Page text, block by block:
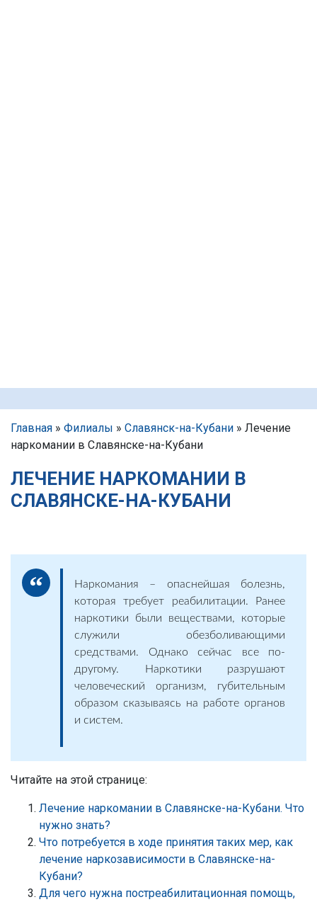
Главная » Филиалы » Славянск-на-Кубани » Лечение
наркомании в Славянске-на-Кубани
ЛЕЧЕНИЕ НАРКОМАНИИ В
СЛАВЯНСКЕ-НА-КУБАНИ
Наркомания – опаснейшая болезнь,
которая требует реабилитации. Ранее
наркотики были веществами, которые
служили обезболивающими
средствами. Однако сейчас все по-
другому. Наркотики разрушают
человеческий организм, губительным
образом сказываясь на работе органов
и систем.
Читайте на этой странице:
Лечение наркомании в Славянске-на-Кубани. Что
нужно знать?
Что потребуется в ходе принятия таких мер, как
лечение наркозависимости в Славянске-на-
Кубани?
Для чего нужна постреабилитационная помощь,